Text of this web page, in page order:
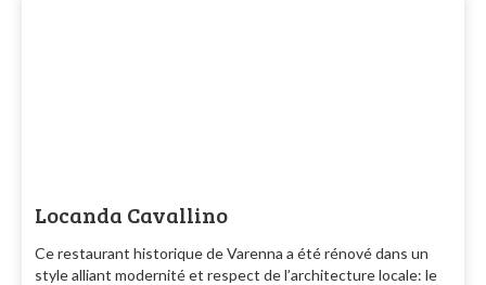
Locanda Cavallino
Ce restaurant historique de Varenna a été rénové dans un
style alliant modernité et respect de l’architecture locale: le